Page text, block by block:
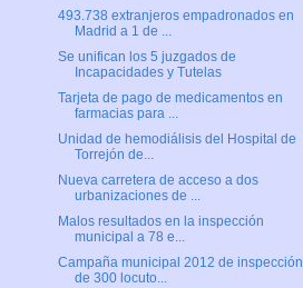
493.738 extranjeros empadronados en
Madrid a 1 de ...
Se unifican los 5 juzgados de
Incapacidades y Tutelas
Tarjeta de pago de medicamentos en
farmacias para ...
Unidad de hemodiálisis del Hospital de
Torrejón de...
Nueva carretera de acceso a dos
urbanizaciones de ...
Malos resultados en la inspección
municipal a 78 e...
Campaña municipal 2012 de inspección
de 300 locuto...